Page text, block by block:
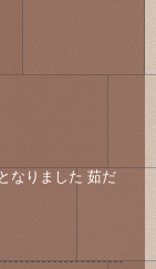
なりました 茹だ